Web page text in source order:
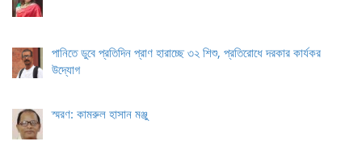
পানিতে ডুবে প্রতিদিন প্রাণ হারাচ্ছে ৩২ শিশু, প্রতিরোধে দরকার কার্যকর
উদ্যোগ
স্মরণ: কামরুল হাসান মঞ্জু